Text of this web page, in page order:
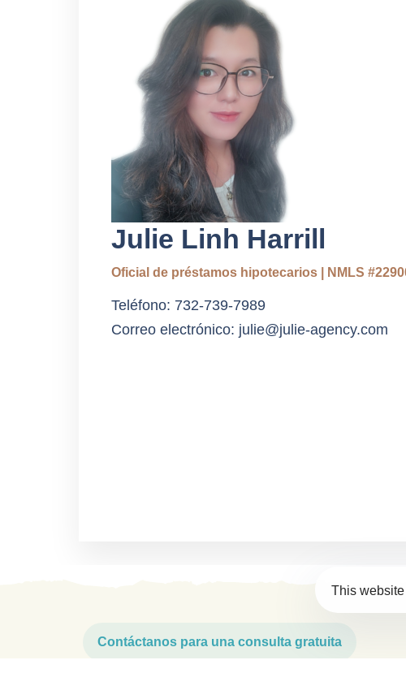
Julie Linh Harrill
Oficial de préstamos hipotecarios | NMLS
Teléfono: 732-739-7989
Correo electrónico: julie@julie-agency.com
Contáctanos para una consulta gratuita
This